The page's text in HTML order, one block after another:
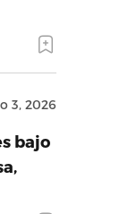
3, 2026
bajo